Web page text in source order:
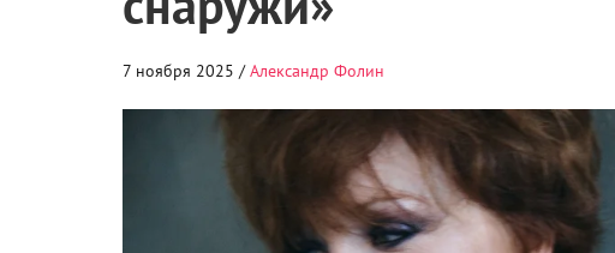
7 ноября 2025 /Александр Фолин